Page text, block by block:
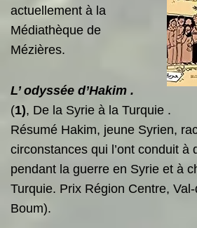
actuellement à la
Médiathèque de
Mézières.
L’ odyssée d’Hakim .
(1), De la Syrie à la Turquie .
Résumé Hakim, jeune Syrien,
circonstances qui l’ont conduit à
pendant la guerre en Syrie et à
Turquie. Prix Région Centre,
Boum).